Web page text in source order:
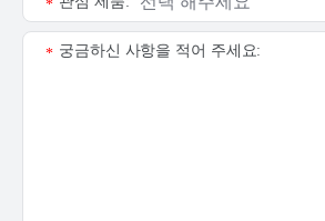
*
궁금하신 사항을 적어 주세요:
*